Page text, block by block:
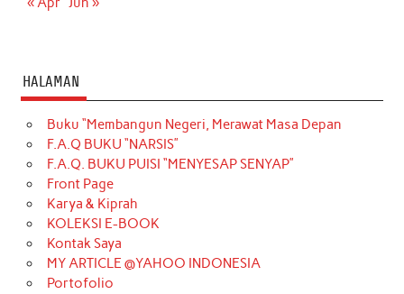
HALAMAN
Buku “Membangun Negeri, Merawat Masa Depan
F.A.Q BUKU “NARSIS”
F.A.Q. BUKU PUISI “MENYESAP SENYAP”
Front Page
Karya & Kiprah
KOLEKSI E-BOOK
Kontak Saya
MY ARTICLE @YAHOO INDONESIA
Portofolio